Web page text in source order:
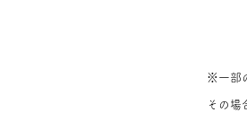
※一部
その場